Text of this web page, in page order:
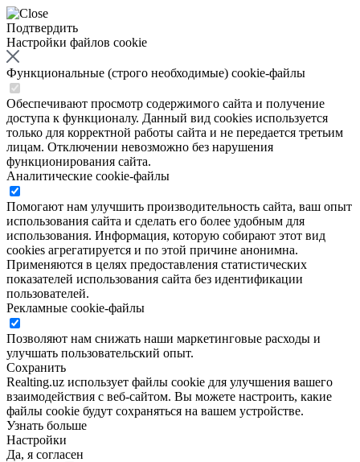
Подтвердить
Настройки файлов cookie
Функциональные (строго необходимые) cookie-файлы
Обеспечивают просмотр содержимого сайта и получение
доступа к функционалу. Данный вид cookies используется
только для корректной работы сайта и не передается третьим
лицам. Отключении невозможно без нарушения
функционирования сайта.
Аналитические cookie-файлы
Помогают нам улучшить производительность сайта, ваш опыт
использования сайта и сделать его более удобным для
использования. Информация, которую собирают этот вид
cookies агрегатируется и по этой причине анонимна.
Применяются в целях предоставления статистических
показателей использования сайта без идентификации
пользователей.
Рекламные cookie-файлы
Позволяют нам снижать наши маркетинговые расходы и
улучшать пользовательский опыт.
Сохранить
Realting.uz использует файлы cookie для улучшения вашего
взаимодействия с веб-сайтом. Вы можете настроить, какие
файлы cookie будут сохраняться на вашем устройстве.
Узнать больше
Настройки
Да, я согласен